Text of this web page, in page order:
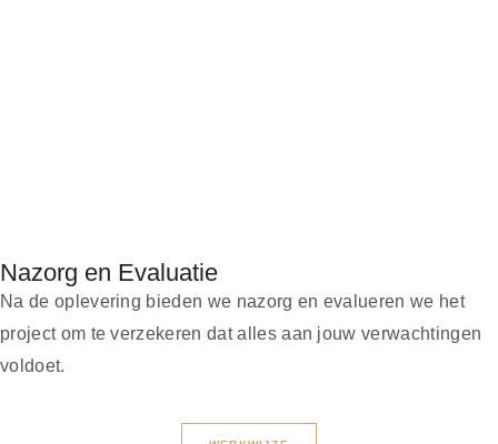
Nazorg en Evaluatie
Na de oplevering bieden we nazorg en evalueren we het
project om te verzekeren dat alles aan jouw verwachtingen
voldoet.